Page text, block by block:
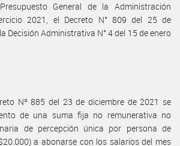
General de la Administración
2021, el Decreto N° 809 del 25 de
Decisión Administrativa N° 4 del 15 de enero
Nº 885 del 23 de diciembre de 2021 se
de una suma fija no remunerativa no
de percepción única por persona de
a abonarse con los salarios del mes